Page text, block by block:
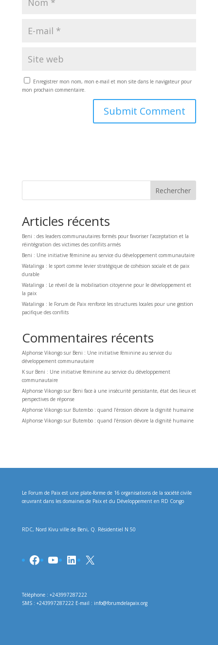
Enregistrer mon nom, mon e-mail et mon site dans le navigateur pour
mon prochain commentaire.
Rechercher
Articles récents
Beni : des leaders communautaires formés pour favoriser l’acceptation et la
réintégration des victimes des conflits armés
Beni : Une initiative féminine au service du développement communautaire
Watalinga : le sport comme levier stratégique de cohésion sociale et de paix
durable
Watalinga : Le réveil de la mobilisation citoyenne pour le développement et
la paix
Watalinga : le Forum de Paix renforce les structures locales pour une gestion
pacifique des conflits
Commentaires récents
Alphonse Vikongosur Beni : Une initiative féminine au service du
développement communautaire
Ksur Beni : Une initiative féminine au service du développement
communautaire
Alphonse Vikongosur Beni face à une insécurité persistante, état des lieux et
perspectives de réponse
Alphonse Vikongosur Butembo : quand l’érosion dévore la dignité humaine
Alphonse Vikongosur Butembo : quand l’érosion dévore la dignité humaine
Le Forum de Paix est une plate-forme de 16 organisations de la société civile
œuvrant dans les domaines de Paix et du Développement en RD Congo
RDC, Nord Kivu ville de Beni, Q. Résidentiel N 50
Facebook
YouTube
LinkedIn
X
Téléphone : +243997287222
SMS : +243997287222 E-mail : info@forumdelapaix.org